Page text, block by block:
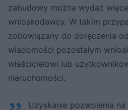
zabudowy można wydać
wnioskodawcy. W takim
zobowiązany do doręczenia
wiadomości pozostałym
właścicielowi lub
nieruchomości.
Uzyskanie pozwolenia